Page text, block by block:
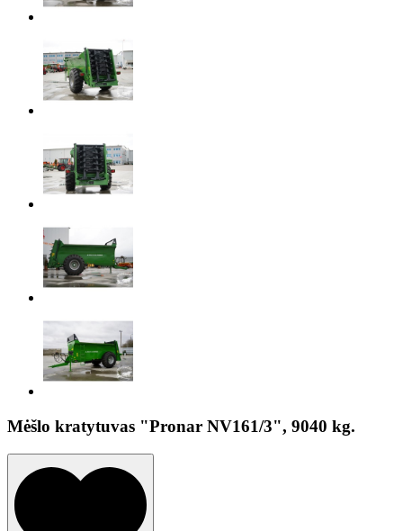
Mėšlo kratytuvas "Pronar NV161/3", 9040 kg.